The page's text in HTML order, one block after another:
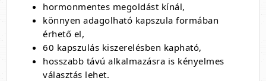
hormonmentes megoldást kínál,
könnyen adagolható kapszula formában
érhető el,
60 kapszulás kiszerelésben kapható,
hosszabb távú alkalmazásra is kényelmes
választás lehet.